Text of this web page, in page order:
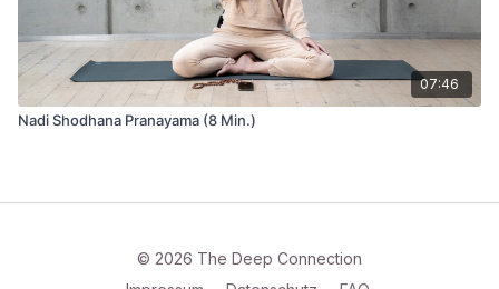
07:46
Nadi Shodhana Pranayama (8 Min.)
© 2026 The Deep Connection